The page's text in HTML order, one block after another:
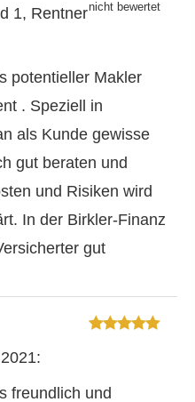
1, Rentner
potentieller Makler
. Speziell in
als Kunde gewisse
gut beraten und
und Risiken wird
In der Birkler-Finanz
gut
freundlich und